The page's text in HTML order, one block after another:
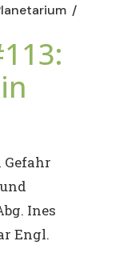
Gefahr
Ines
Engl.